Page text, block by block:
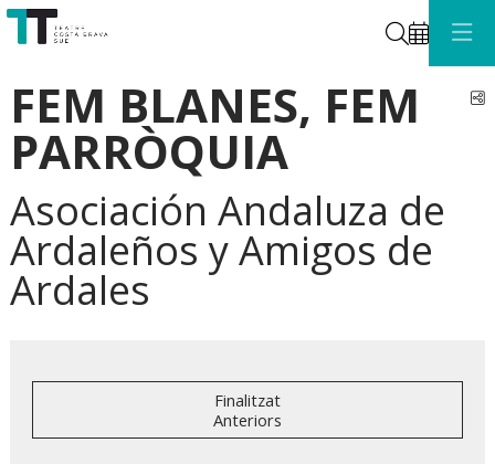
Cerca
FEM BLANES, FEM
PARRÒQUIA
Asociación Andaluza de
Ardaleños y Amigos de
Ardales
Finalitzat
Anteriors